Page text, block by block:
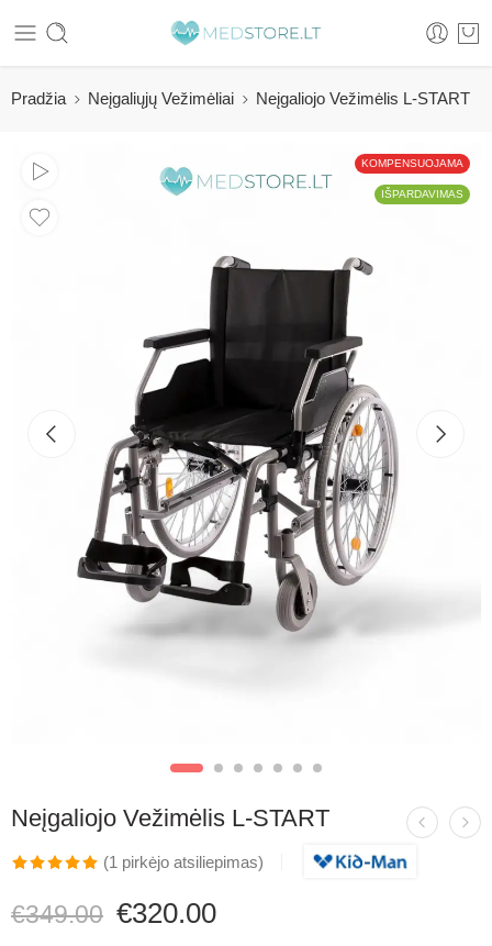
Pradžia Neįgaliųjų Vežimėliai Neįgaliojo Vežimėlis L-START
KOMPENSUOJAMA
IŠPARDAVIMAS
Neįgaliojo Vežimėlis L-START
5.00iš 5
(1 pirkėjo atsiliepimas)
€349.00 €320.00